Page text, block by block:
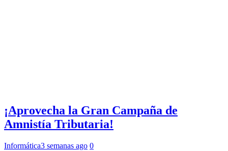
¡Aprovecha la Gran Campaña de
Amnistía Tributaria!
Informática3 semanas ago 0